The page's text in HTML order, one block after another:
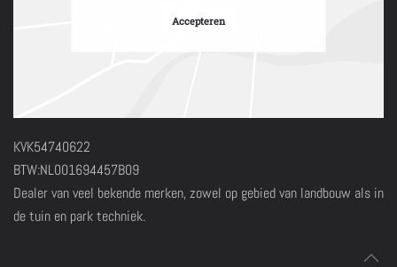
Accepteren
KVK54740622
BTW:NL001694457B09
Dealer van veel bekende merken, zowel op gebied van landbouw als in
de tuin en park techniek.